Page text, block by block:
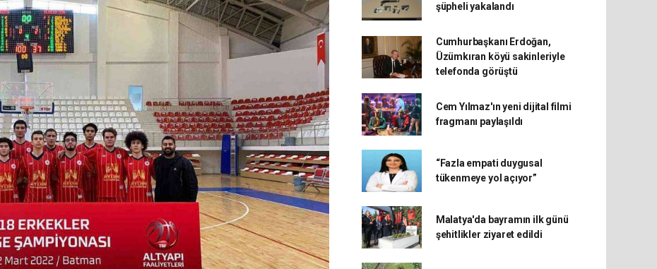
şüpheli yakalandı
Cumhurbaşkanı Erdoğan,
Üzümkıran köyü sakinleriyle
telefonda görüştü
Cem Yılmaz'ın yeni dijital filmi
fragmanı paylaşıldı
“Fazla empati duygusal
tükenmeye yol açıyor”
Malatya'da bayramın ilk günü
şehitlikler ziyaret edildi